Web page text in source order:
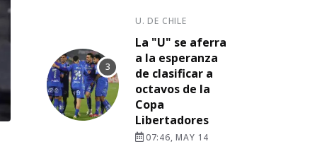
U. DE CHILE
La "U" se aferra
a la esperanza
de clasificar a
octavos de la
Copa
Libertadores
07:46, MAY 14